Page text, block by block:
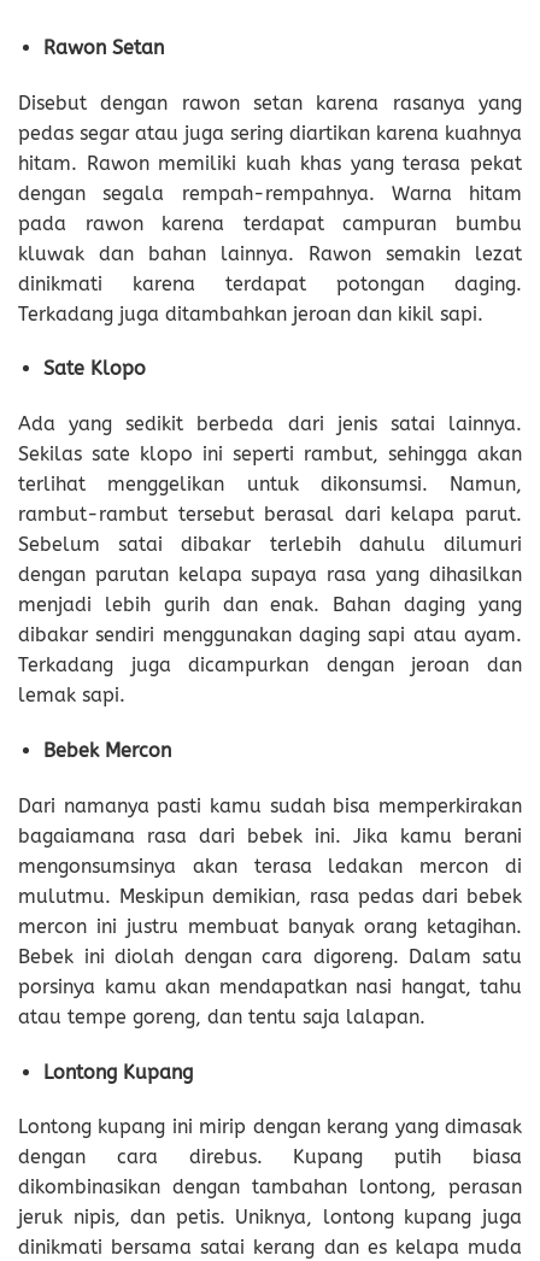
Rawon Setan
Disebut dengan rawon setan karena rasanya yang
pedas segar atau juga sering diartikan karena kuahnya
hitam. Rawon memiliki kuah khas yang terasa pekat
dengan segala rempah-rempahnya. Warna hitam
pada rawon karena terdapat campuran bumbu
kluwak dan bahan lainnya. Rawon semakin lezat
dinikmati karena terdapat potongan daging.
Terkadang juga ditambahkan jeroan dan kikil sapi.
Sate Klopo
Ada yang sedikit berbeda dari jenis satai lainnya.
Sekilas sate klopo ini seperti rambut, sehingga akan
terlihat menggelikan untuk dikonsumsi. Namun,
rambut-rambut tersebut berasal dari kelapa parut.
Sebelum satai dibakar terlebih dahulu dilumuri
dengan parutan kelapa supaya rasa yang dihasilkan
menjadi lebih gurih dan enak. Bahan daging yang
dibakar sendiri menggunakan daging sapi atau ayam.
Terkadang juga dicampurkan dengan jeroan dan
lemak sapi.
Bebek Mercon
Dari namanya pasti kamu sudah bisa memperkirakan
bagaiamana rasa dari bebek ini. Jika kamu berani
mengonsumsinya akan terasa ledakan mercon di
mulutmu. Meskipun demikian, rasa pedas dari bebek
mercon ini justru membuat banyak orang ketagihan.
Bebek ini diolah dengan cara digoreng. Dalam satu
porsinya kamu akan mendapatkan nasi hangat, tahu
atau tempe goreng, dan tentu saja lalapan.
Lontong Kupang
Lontong kupang ini mirip dengan kerang yang dimasak
dengan cara direbus. Kupang putih biasa
dikombinasikan dengan tambahan lontong, perasan
jeruk nipis, dan petis. Uniknya, lontong kupang juga
dinikmati bersama satai kerang dan es kelapa muda